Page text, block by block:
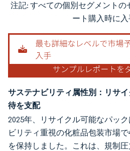
画像 © Mordor Intelligence。再利用にはCC
注記: すべての個別セグメント
ート購入時に
サステナビリティ属性別：リサ
待を支配
2025年、リサイクル可能なパッ
ビリティ重視の化粧品包装市場
を保持しました。これは、規制